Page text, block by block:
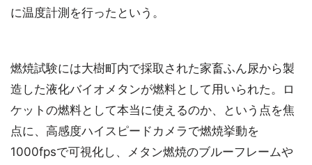
に温度計測を行ったという。
燃焼試験には大樹町内で採取された家畜ふん尿から製
造した液化バイオメタンが燃料として用いられた。ロ
ケットの燃料として本当に使えるのか、という点を焦
点に、高感度ハイスピードカメラで燃焼挙動を
1000fpsで可視化し、メタン燃焼のブルーフレームや